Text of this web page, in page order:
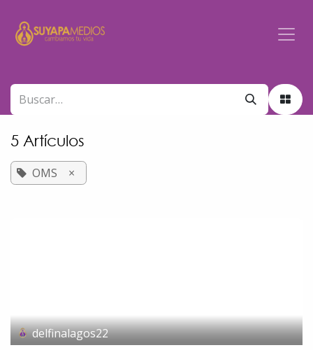
5 Artículos
OMS ×
delfinalagos22